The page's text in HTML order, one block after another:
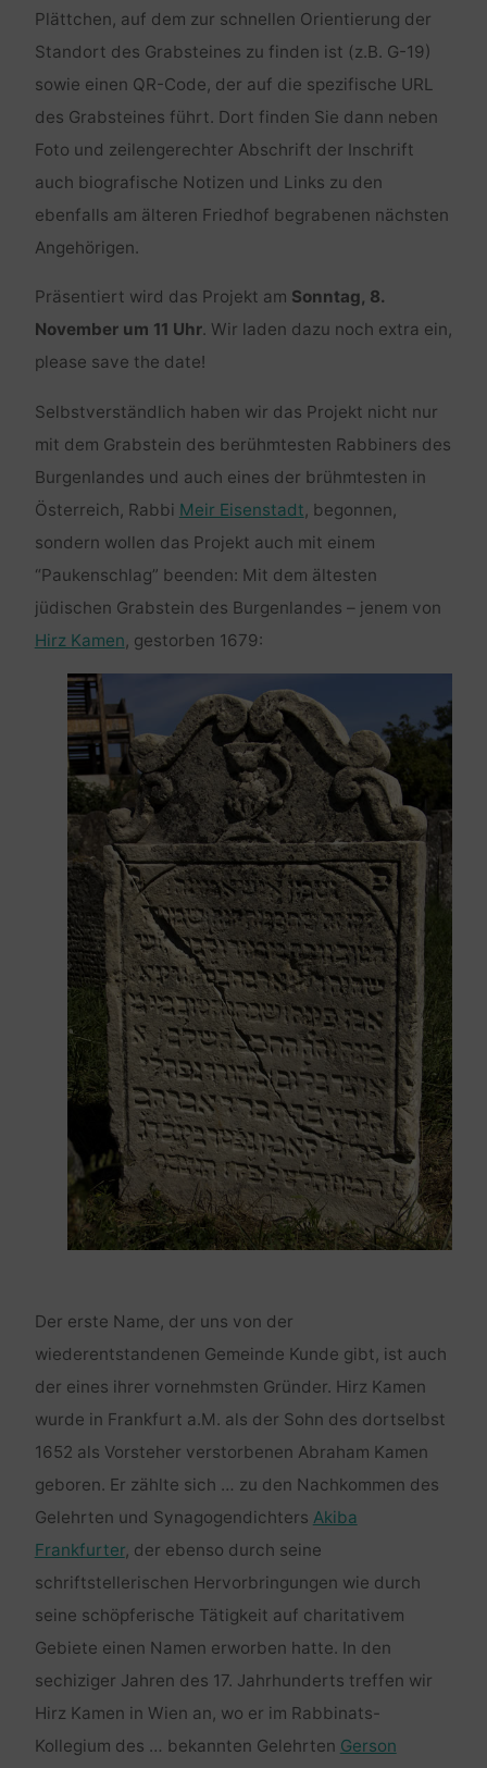
Plättchen, auf dem zur schnellen Orientierung der
Standort des Grabsteines zu finden ist (z.B. G-19)
sowie einen QR-Code, der auf die spezifische URL
des Grabsteines führt. Dort finden Sie dann neben
Foto und zeilengerechter Abschrift der Inschrift
auch biografische Notizen und Links zu den
ebenfalls am älteren Friedhof begrabenen nächsten
Angehörigen.
Präsentiert wird das Projekt am Sonntag, 8.
November um 11 Uhr. Wir laden dazu noch extra ein,
please save the date!
Selbstverständlich haben wir das Projekt nicht nur
mit dem Grabstein des berühmtesten Rabbiners des
Burgenlandes und auch eines der brühmtesten in
Österreich, Rabbi Meir Eisenstadt, begonnen,
sondern wollen das Projekt auch mit einem
“Paukenschlag” beenden: Mit dem ältesten
jüdischen Grabstein des Burgenlandes – jenem von
Hirz Kamen, gestorben 1679:
Der erste Name, der uns von der
wiederentstandenen Gemeinde Kunde gibt, ist auch
der eines ihrer vornehmsten Gründer. Hirz Kamen
wurde in Frankfurt a.M. als der Sohn des dortselbst
1652 als Vorsteher verstorbenen Abraham Kamen
geboren. Er zählte sich … zu den Nachkommen des
Gelehrten und Synagogendichters Akiba
Frankfurter, der ebenso durch seine
schriftstellerischen Hervorbringungen wie durch
seine schöpferische Tätigkeit auf charitativem
Gebiete einen Namen erworben hatte. In den
sechiziger Jahren des 17. Jahrhunderts treffen wir
Hirz Kamen in Wien an, wo er im Rabbinats-
Kollegium des … bekannten Gelehrten Gerson